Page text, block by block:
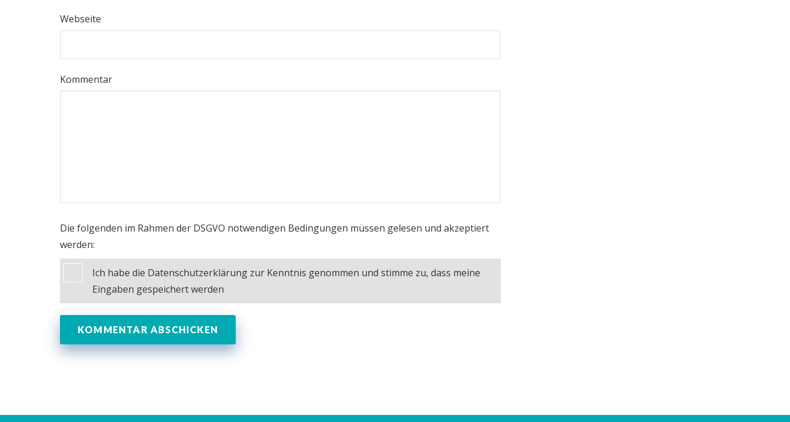
Webseite
Kommentar
Die folgenden im Rahmen der DSGVO notwendigen Bedingungen müssen gelesen und akzeptiert
werden:
Ich habe die Datenschutzerklärung zur Kenntnis genommen und stimme zu, dass meine
Eingaben gespeichert werden